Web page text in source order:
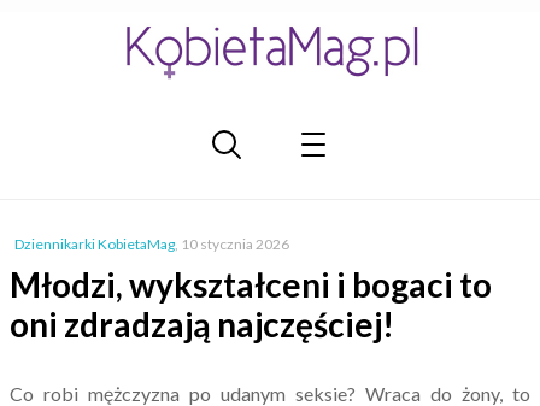
Dziennikarki KobietaMag, 10 stycznia 2026
Młodzi, wykształceni i bogaci to
oni zdradzają najczęściej!
Co robi mężczyzna po udanym seksie? Wraca do żony, to